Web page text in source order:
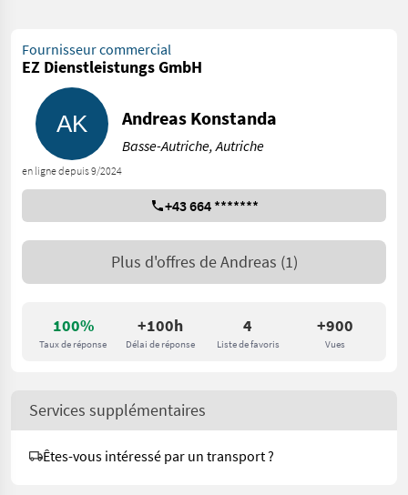
100%
Taux de réponse
+100h
Délai de réponse
4
Liste de favoris
+900
Vues
Fournisseur commercial
EZ Dienstleistungs GmbH
en ligne depuis 9/2024
Andreas Konstanda
Basse-Autriche, Autriche
+43 664 *******
Plus d'offres deAndreas (1)
Services supplémentaires
Êtes-vous intéressé par un transport ?